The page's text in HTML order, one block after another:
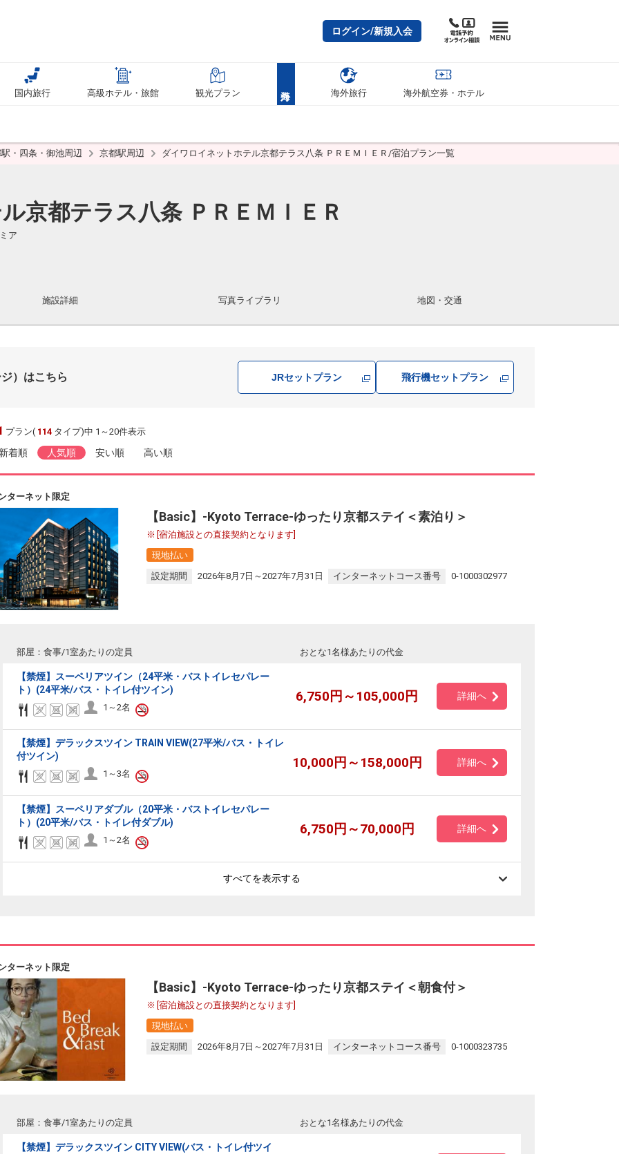
ログイン/新規入会
国内旅行 高級ホテル・旅館 観光プラン 海外旅行 海外航空券・ホテル
・四条・御池周辺 京都駅周辺 ダイワロイネットホテル京都テラス八条 ＰＲＥＭＩＥＲ/宿泊プラン一覧
京都テラス八条 ＰＲＥＭＩＥＲ
ア
施設詳細 写真ライブラリ 地図・交通
）はこちら JRセットプラン 飛行機セットプラン
プラン( 114 タイプ)中 1～20件表示
着順 人気順 安い順 高い順
ターネット限定
【Basic】-Kyoto Terrace-ゆったり京都ステイ＜素泊り＞
[宿泊施設との直接契約となります]
現地払い
設定期間
2026年8月7日～2027年7月31日 インターネットコース番号 0-1000302977
部屋：食事/1室あたりの定員 おとな1名様あたりの代金
【禁煙】スーペリアツイン（24平米・バストイレセパレー
ト）(24平米/バス・トイレ付ツイン)
1～2名
6,750円～105,000円 詳細へ
【禁煙】デラックスツイン TRAIN VIEW(27平米/バス・トイレ
付ツイン)
1～3名
10,000円～158,000円 詳細へ
【禁煙】スーペリアダブル（20平米・バストイレセパレー
ト）(20平米/バス・トイレ付ダブル)
1～2名
6,750円～70,000円 詳細へ
すべてを表示する
ターネット限定
【Basic】-Kyoto Terrace-ゆったり京都ステイ＜朝食付＞
[宿泊施設との直接契約となります]
現地払い
設定期間
2026年8月7日～2027年7月31日 インターネットコース番号 0-1000323735
部屋：食事/1室あたりの定員 おとな1名様あたりの代金
【禁煙】デラックスツイン CITY VIEW(バス・トイレ付ツイ